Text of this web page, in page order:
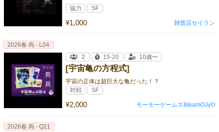
¥1,000
協力 SF
雑貨店セイラン
[宇宙亀の方程式]
宇宙の正体は超巨大な亀だった！？
¥2,000
2026春 両 - L04
2
15-20 10歳〜
対戦 SF
モーモーゲームズ&teamOJyO
2026春 両 - Q21